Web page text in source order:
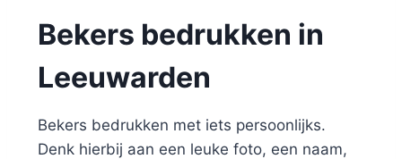
Bekers bedrukken in
Leeuwarden
Bekers bedrukken met iets persoonlijks.
Denk hierbij aan een leuke foto, een naam,